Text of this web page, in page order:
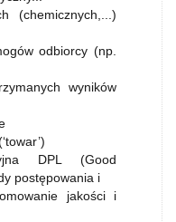
(chemicznych,...)
odbiorcy (np.
wyników
DPL (Good
postępowania i
jakości i